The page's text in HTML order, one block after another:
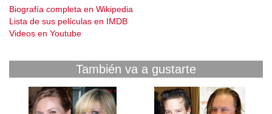
Biografía completa en Wikipedia
Lista de sus películas en IMDB
Videos en Youtube
También va a gustarte